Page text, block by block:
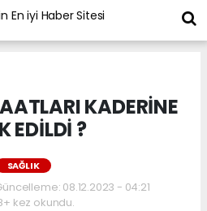
KADERİNE
EDİLDİ ?
SAĞLIK
08.12.2023 - 04:21
kez okundu.